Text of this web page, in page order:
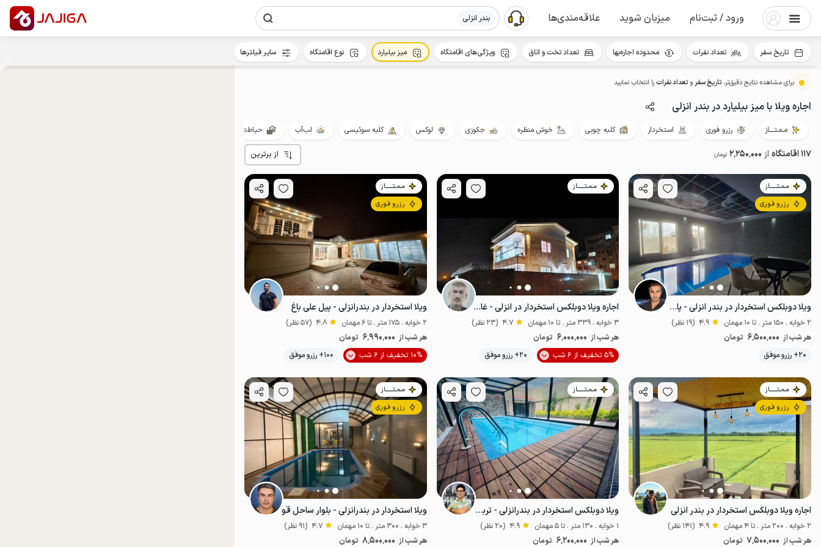
ورود / ثبت‌نام میزبان شوید علاقه‌مندی‌ها بندر انزلی
برای مشاهده نتایج دقیق‌تر، تاریخ سفرو تعداد نفراترا انتخاب نمایید
اجاره ویلا با میز بیلیارد در بندر انزلی
مـمـتــــاز رزرو فوری استخردار کلبه چوبی خوش منظره جکوزی لوکس کلبه سوئیسی لب‌آب حیاط‌دار
117 اقامتگاه از 2٬250٬000 تومان از برترین
مـمـتــــــاز
رزرو فوری
ویلا دوبلکس استخردار در بندر انزلی - پاسداران
2 خوابه . 150 متر . تا 10 مهمان 4.9 (19 نظر)
هر شب از 6٬500٬000 تومان
20+ رزرو موفق
موقعیت در نقشه
مـمـتــــــاز
اجاره ویلا دوبلکس استخردار در انزلی - غازیان
3 خوابه . 339 متر . تا 10 مهمان 4.7 (23 نظر)
هر شب از 6٬000٬000 تومان
5% تخفیف از 6 شب
20+ رزرو موفق موقعیت در نقشه
مـمـتــــــاز
رزرو فوری
ویلا استخردار در بندرانزلی - پیل علی باغ
2 خوابه . 175 متر . تا 6 مهمان 4.8 (57 نظر)
هر شب از 6٬990٬000 تومان
10% تخفیف از 6 شب
100+ رزرو موفق
مـمـتــــــاز
رزرو فوری
اجاره ویلا دوبلکس استخردار در بندر انزلی
2 خوابه . 200 متر . تا 4 مهمان 4.9 (141 نظر)
هر شب از 7٬500٬000 تومان
مـمـتــــــاز
ویلا دوبلکس استخردار در بندرانزلی - تربگوده
1 خوابه . 130 متر . تا 5 مهمان 4.9 (20 نظر)
هر شب از 6٬200٬000 تومان
مـمـتــــــاز
رزرو فوری
ویلا استخردار در بندرانزلی - بلوار ساحل قو
3 خوابه . 300 متر . تا 10 مهمان 4.7 (91 نظر)
هر شب از 8٬500٬000 تومان
تاریخ سفر تعداد نفرات محدوده اجاره‌بها تعداد تخت و اتاق ویژگی‌های اقامتگاه میز بیلیارد نوع اقامتگاه سایر فیلترها